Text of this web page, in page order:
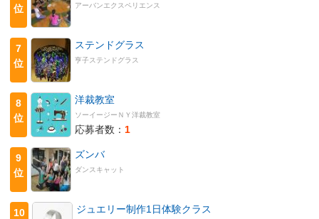
位
アーバンエクスペリエンス
7
位
ステンドグラス
亨子ステンドグラス
8
位
洋裁教室
ソーイージーＮＹ洋裁教室
応募者数： 1
9
位
ズンバ
ダンスキャット
10
ジュエリー制作1日体験クラス